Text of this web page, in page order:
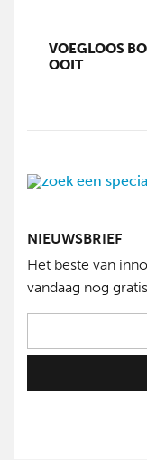
VOEGLOOS
OOIT
NIEUWSBRIEF
Het beste van
vandaag nog